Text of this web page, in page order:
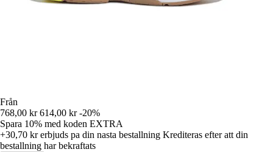
Från
768,00 kr 614,00 kr -20%
Spara 10% med koden EXTRA
+30,70 krerbjuds pa din nasta bestallning Krediteras efter att din
bestallning har bekraftats